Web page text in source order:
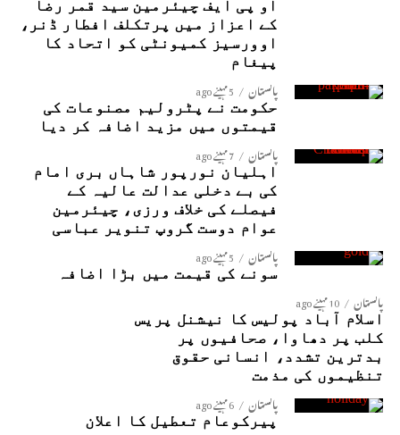
او پی ایف چیئرمین سید قمر رضا
کے اعزاز میں پرتکلف افطار ڈنر،
اوورسیز کمیونٹی کو اتحاد کا
پیغام
پاکستان 5 مہینے ago
حکومت نے پٹرولیم مصنوعات کی
قیمتوں میں مزید اضافہ کر دیا
پاکستان 7 مہینے ago
اہلیان نورپور شاہاں بری امام
کی بے دخلی عدالت عالیہ کے
فیصلے کی خلاف ورزی، چیئرمین
عوام دوست گروپ تنویر عباسی
پاکستان 5 مہینے ago
سونے کی قیمت میں بڑا اضافہ
پاکستان 10 مہینے ago
اسلام آباد پولیس کا نیشنل پریس
کلب پر دھاوا، صحافیوں پر
بدترین تشدد، انسانی حقوق
تنظیموں کی مذمت
پاکستان 6 مہینے ago
پیرکوعام تعطیل کا اعلان